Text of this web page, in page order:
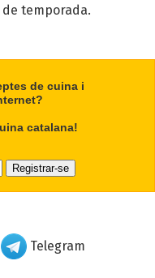
temporada.
de cuina i
catalana!
Telegram